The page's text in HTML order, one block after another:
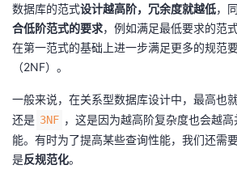
学
堂
的
我
持
我
的
技
我
的
数据库的范式设计越高阶，冗余度就越低，
合低阶范式的要求，例如满足最低要求的范
在第一范式的基础上进一步满足更多的规范
（2NF）。
一般来说，在关系型数据库设计中，最高也
还是 3NF ，这是因为越高阶复杂度也会越
能。有时为了提高某些查询性能，我们还需
是反规范化。